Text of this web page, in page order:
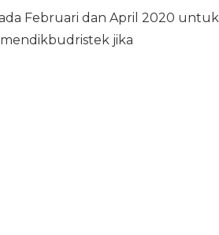
Februari dan April 2020 untuk
jika